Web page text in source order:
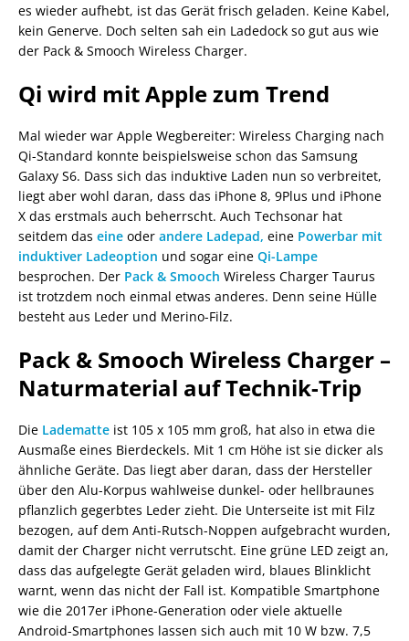
es wieder aufhebt, ist das Gerät frisch geladen. Keine Kabel,
kein Generve. Doch selten sah ein Ladedock so gut aus wie
der Pack & Smooch Wireless Charger.
Qi wird mit Apple zum Trend
Mal wieder war Apple Wegbereiter: Wireless Charging nach
Qi-Standard konnte beispielsweise schon das Samsung
Galaxy S6. Dass sich das induktive Laden nun so verbreitet,
liegt aber wohl daran, dass das iPhone 8, 9Plus und iPhone
X das erstmals auch beherrscht. Auch Techsonar hat
seitdem das eine oder andere Ladepad, eine Powerbar mit
induktiver Ladeoption und sogar eine Qi-Lampe
besprochen. Der Pack & Smooch Wireless Charger Taurus
ist trotzdem noch einmal etwas anderes. Denn seine Hülle
besteht aus Leder und Merino-Filz.
Pack & Smooch Wireless Charger –
Naturmaterial auf Technik-Trip
Die Ladematte ist 105 x 105 mm groß, hat also in etwa die
Ausmaße eines Bierdeckels. Mit 1 cm Höhe ist sie dicker als
ähnliche Geräte. Das liegt aber daran, dass der Hersteller
über den Alu-Korpus wahlweise dunkel- oder hellbraunes
pflanzlich gegerbtes Leder zieht. Die Unterseite ist mit Filz
bezogen, auf dem Anti-Rutsch-Noppen aufgebracht wurden,
damit der Charger nicht verrutscht. Eine grüne LED zeigt an,
dass das aufgelegte Gerät geladen wird, blaues Blinklicht
warnt, wenn das nicht der Fall ist. Kompatible Smartphone
wie die 2017er iPhone-Generation oder viele aktuelle
Android-Smartphones lassen sich auch mit 10 W bzw. 7,5